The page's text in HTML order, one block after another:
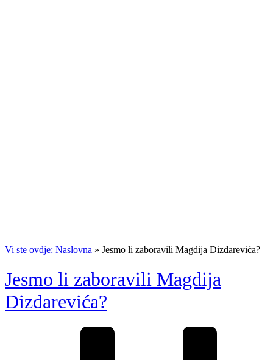
Vi ste ovdje: Naslovna » Jesmo li zaboravili Magdija Dizdarevića?
Jesmo li zaboravili Magdija
Dizdarevića?